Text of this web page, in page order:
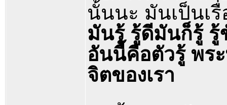
นั้นนะ มันเป็นเ
มันรู้ รู้ดีมันก็รู้ รู้
อันนี้คือตัวรู้ พร
จิตของเรา